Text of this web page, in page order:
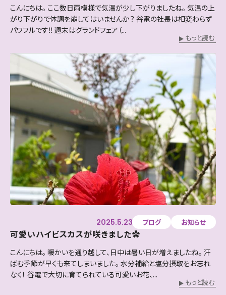
こんにちは。 ここ数日雨模様で気温が少し下がりましたね。 気温の上
がり下がりで体調を崩してはいませんか？ 谷電の社長は相変わらず
パワフルです‼ 週末はグランドフェア（...
もっと読む
可愛いハイビスカスが咲きました✿
2025.5.23 ブログ お知らせ
こんにちは。 暖かいを通り越して、日中は暑い日が増えましたね。 汗
ばむ季節が早くも来てしまいました。 水分補給と塩分摂取をお忘れ
なく！ 谷電で大切に育てられている可愛いお花、...
もっと読む